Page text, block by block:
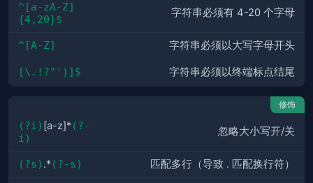
^[a-zA-Z]
{4,20}$
字符串必须有 4-20 个字母
^[A-Z] 字符串必须以大写字母开头
[\.!?"')]$ 字符串必须以终端标点结尾
修饰
(?i) [a-z]*(?-
i)
忽略大小写开/关
(?s) .*(?-s) 匹配多行（导致 . 匹配换行符）